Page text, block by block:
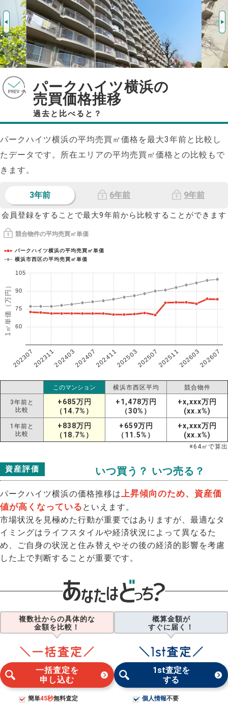
パークハイツ横浜の
売買価格推移
過去と比べると？
パークハイツ横浜の平均売買㎡価格を最大3年前と比較し
たデータです。所在エリアの平均売買㎡価格との比較もで
きます。
3年前 6年前 9年前
会員登録をすることで最大9年前から比較することができます
競合物件の平均売買㎡単価
1㎡単価（万円）
パークハイツ横浜の平均売買㎡単価
横浜市西区の平均売買㎡単価
202307202311202403202407202411202503202507202511202603202607
60
75
90
105
このマンション 横浜市西区平均 競合物件
3年前と
比較
+685万円
（14.7%）
+1,478万円
（30%）
+x,xxx万円
(xx.x%)
1年前と
比較
+838万円
（18.7%）
+659万円
（11.5%）
+x,xxx万円
(xx.x%)
※64㎡で算出
資産評価 いつ買う？ いつ売る？
パークハイツ横浜の価格推移は 上昇傾向のため、資産価
値が高くなっている といえます。
市場状況を見極めた行動が重要ではありますが、最適なタ
イミングはライフスタイルや経済状況によって異なるた
め、ご自身の状況と住み替えやその後の経済的影響を考慮
した上で判断することが重要です。
複数社からの具体的な
金額を比較！
一括査定を
申し込む
簡単45秒無料査定
概算金額が
すぐに届く！
1st査定を
する
個人情報不要